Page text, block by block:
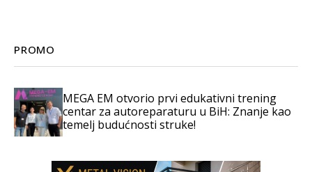
PROMO
MEGA EM otvorio prvi edukativni trening
centar za autoreparaturu u BiH: Znanje kao
temelj budućnosti struke!